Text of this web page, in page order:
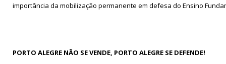
importância da mobilização permanente em defesa do Ensino
PORTO ALEGRE NÃO SE VENDE, PORTO ALEGRE SE DEFENDE!